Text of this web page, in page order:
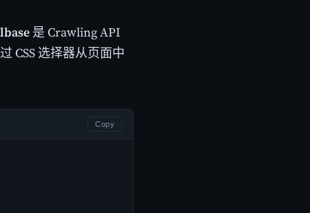
是 Crawling API
CSS 选择器从页面中
Copy